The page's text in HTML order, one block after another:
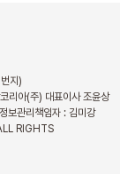
지)
리아(주) 대표이사 조윤상
보관리책임자 : 김미강
RIGHTS